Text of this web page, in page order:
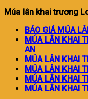
Múa lân khai trương
BÁO GIÁ MÚA
MÚA LÂN KHAI
AN
MÚA LÂN KHAI
MÚA LÂN KHAI
MÚA LÂN KHAI
MÚA LÂN KHAI